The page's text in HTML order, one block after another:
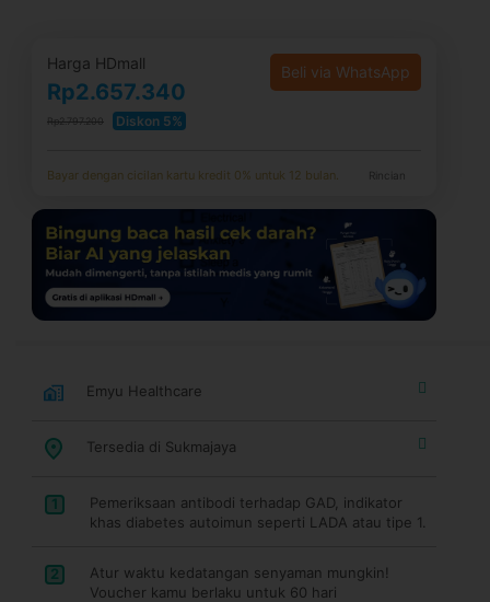
Harga HDmall
Rp2.657.340
Rp2.797.200 Diskon 5%
Beli via WhatsApp
Bayar dengan cicilan kartu kredit 0% untuk 12 bulan. Rincian
Emyu Healthcare
Tersedia di Sukmajaya
1
Pemeriksaan antibodi terhadap GAD, indikator
khas diabetes autoimun seperti LADA atau tipe 1.
2
Atur waktu kedatangan senyaman mungkin!
Voucher kamu berlaku untuk 60 hari